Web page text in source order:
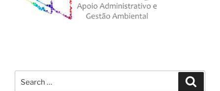
for: